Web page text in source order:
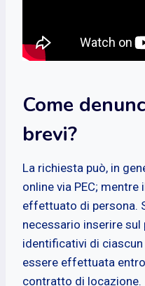
Come
brevi?
La richiesta può, in
online via PEC;
effettuato di persona.
necessario inserire
identificativi di
essere effettuata
contratto di locazione.